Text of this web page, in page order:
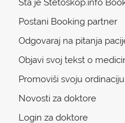
Šta je Stetoskop.info
Postani Booking partner
Odgovaraj na pitanja
Objavi svoj tekst o
Promoviši svoju ordinaciju
Novosti za doktore
Login za doktore